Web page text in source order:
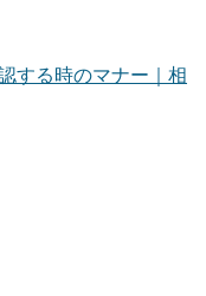
する時のマナー｜相